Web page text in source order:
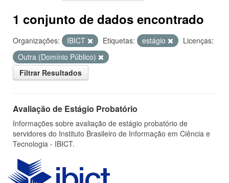
1 conjunto de dados encontrado
Organizações: IBICT Etiquetas: estágio
Licenças:
Outra (Domínio Público)
Filtrar Resultados
Avaliação de Estágio Probatório
Informações sobre avaliação de estágio probatório de
servidores do Instituto Brasileiro de Informação em Ciência e
Tecnologia - IBICT.